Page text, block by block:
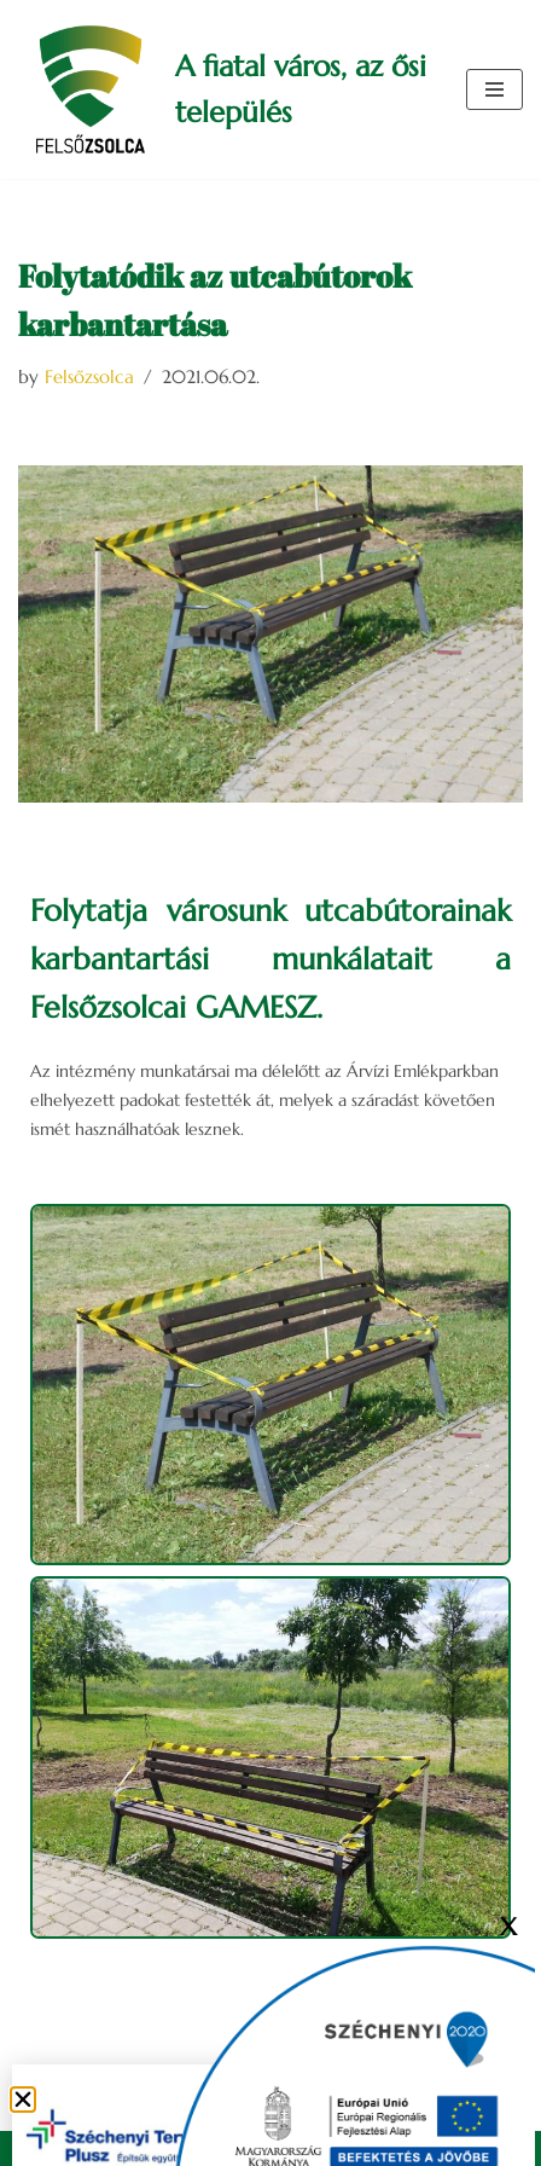
Skip
content
A fiatal város, az ősi
település
Folytatódik az utcabútorok
karbantartása
by Felsőzsolca 2021.06.02.
Folytatja városunk utcabútorainak
karbantartási munkálatait a
Felsőzsolcai GAMESZ.
Az intézmény munkatársai ma délelőtt az Árvízi Emlékparkban
elhelyezett padokat festették át, melyek a száradást követően
ismét használhatóak lesznek.
Copyright © 2021 FELSŐZSOLCA ÖNKORMÁNYZAT |
X